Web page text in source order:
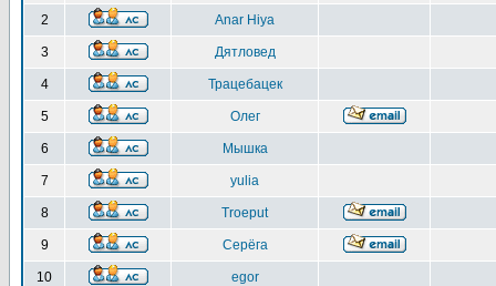
2 Anar Hiya
3 Дятловед
4 Трацебацек
5 Олег
6 Мышка
7 yulia
8 Troeput
9 Серёга
10 egor